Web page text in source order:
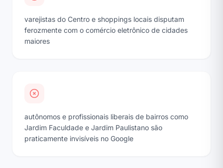
varejistas do Centro e shoppings locais disputam
ferozmente com o comércio eletrônico de cidades
maiores
autônomos e profissionais liberais de bairros como
Jardim Faculdade e Jardim Paulistano são
praticamente invisíveis no Google